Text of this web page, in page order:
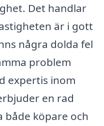
Det handlar
är i gott
några dolda fel
problem
expertis inom
en rad
både köpare och